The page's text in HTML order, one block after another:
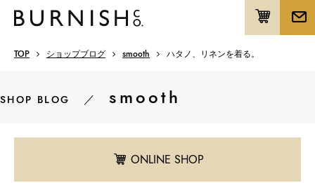
TOP ショップブログ smooth ハタノ、リネンを着る。
SHOP BLOG ／ smooth
ONLINE SHOP